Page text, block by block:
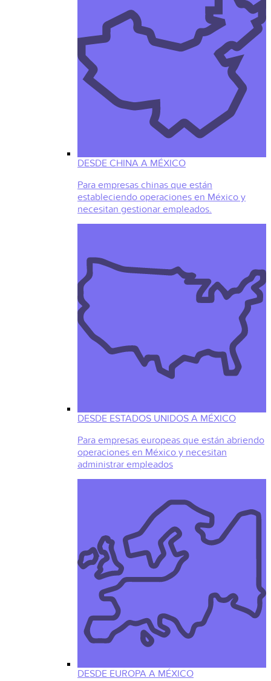
DESDE CHINA A MÉXICO
Para empresas chinas que están
estableciendo operaciones en México y
necesitan gestionar empleados.
DESDE ESTADOS UNIDOS A MÉXICO
Para empresas europeas que están abriendo
operaciones en México y necesitan
administrar empleados
DESDE EUROPA A MÉXICO